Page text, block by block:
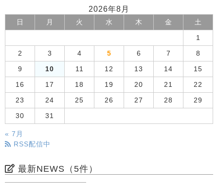
2026年8月
日 月 火 水 木 金 土
1
2 3 4 5 6 7 8
9 10 11 12 13 14 15
16 17 18 19 20 21 22
23 24 25 26 27 28 29
30 31
« 7月
RSS配信中
最新NEWS（5件）